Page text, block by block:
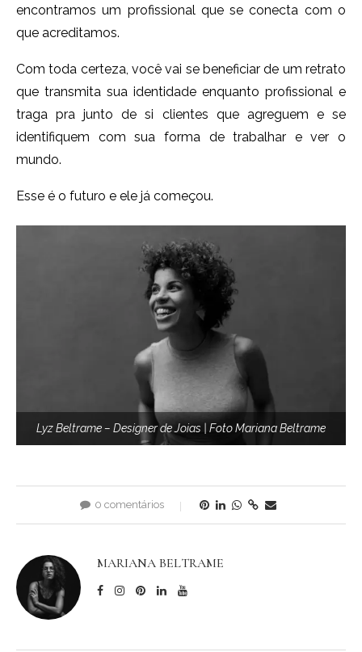
encontramos um profissional que se conecta com o
que acreditamos.
Com toda certeza, você vai se beneficiar de um retrato
que transmita sua identidade enquanto profissional e
traga pra junto de si clientes que agreguem e se
identifiquem com sua forma de trabalhar e ver o
mundo.
Esse é o futuro e ele já começou.
Lyz Beltrame – Designer de Joias | Foto Mariana Beltrame
0 comentários
MARIANA BELTRAME